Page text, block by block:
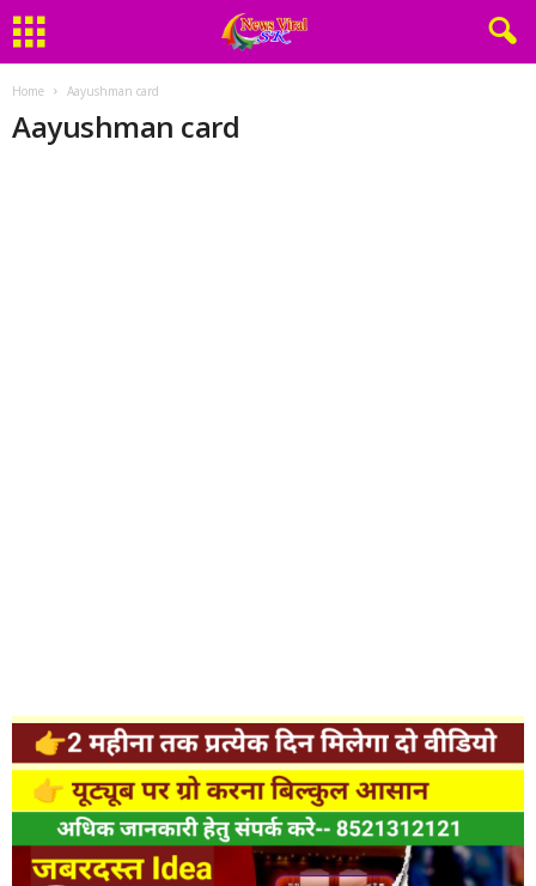
Home Aayushman card
Aayushman card